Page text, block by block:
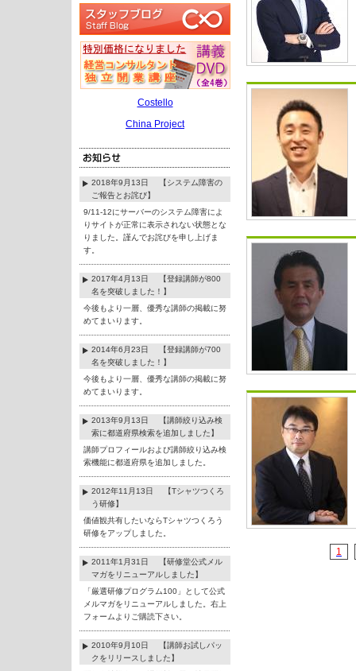
Costello
China Project
2018年9月13日 【システム障害の
ご報告とお詫び】
9/11-12にサーバーのシステム障害によ
りサイトが正常に表示されない状態とな
りました。謹んでお詫びを申し上げま
す。
2017年4月13日 【登録講師が800
名を突破しました！】
今後もより一層、優秀な講師の掲載に努
めてまいります。
2014年6月23日 【登録講師が700
名を突破しました！】
今後もより一層、優秀な講師の掲載に努
めてまいります。
2013年9月13日 【講師絞り込み検
索に都道府県検索を追加しました】
講師プロフィールおよび講師絞り込み検
索機能に都道府県を追加しました。
2012年11月13日 【Tシャツつくろ
う研修】
価値観共有したいならTシャツつくろう
研修をアップしました。
2011年1月31日 【研修堂公式メル
マガをリニューアルしました】
「厳選研修プログラム100」として公式
メルマガをリニューアルしました。右上
フォームよりご購読下さい。
2010年9月10日 【講師お試しパッ
クをリリースしました】
1